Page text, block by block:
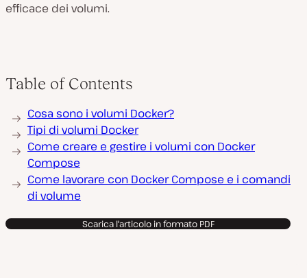
efficace dei volumi.
Table of Contents
Cosa sono i volumi Docker?
Tipi di volumi Docker
Come creare e gestire i volumi con Docker
Compose
Come lavorare con Docker Compose e i comandi
di volume
Scarica l'articolo in formato PDF